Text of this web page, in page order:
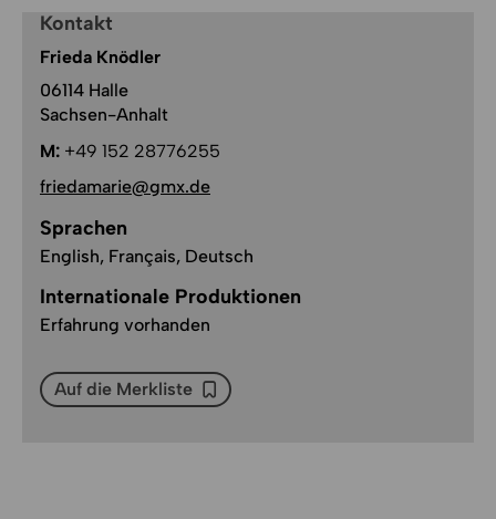
Kontakt
Frieda Knödler
06114 Halle
Sachsen-Anhalt
M: +49 152 28776255
friedamarie@gmx.de
Sprachen
English, Français, Deutsch
Internationale Produktionen
Erfahrung vorhanden
Auf die Merkliste